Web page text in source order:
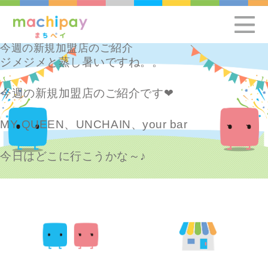
今週の新規加盟店のご紹介
ジメジメと蒸し暑いですね。。
今週の新規加盟店のご紹介です❤
MY QUEEN、UNCHAIN、your bar
今日はどこに行こうかな～♪